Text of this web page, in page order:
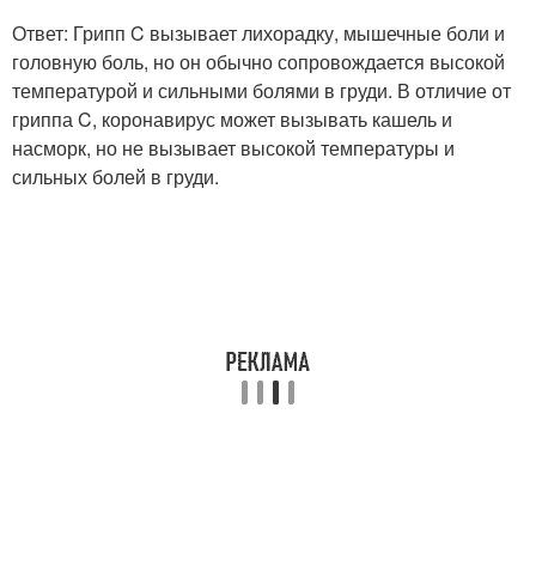
Ответ: Грипп C вызывает лихорадку, мышечные боли и
головную боль, но он обычно сопровождается высокой
температурой и сильными болями в груди. В отличие от
гриппа C, коронавирус может вызывать кашель и
насморк, но не вызывает высокой температуры и
сильных болей в груди.